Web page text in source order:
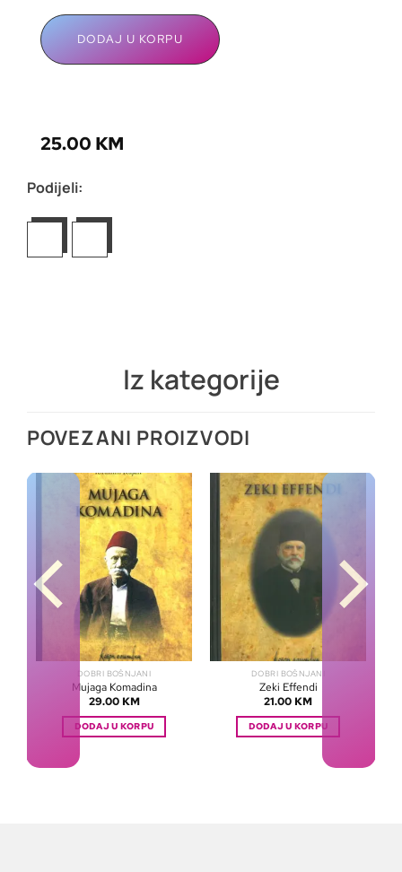
DODAJ U KORPU
25.00 KM
Podijeli:
Iz kategorije
POVEZANI PROIZVODI
DOBRI BOŠNJANI
Mujaga Komadina
29.00 KM
DODAJ U KORPU
DOBRI BOŠNJANI
Zeki Effendi
21.00 KM
DODAJ U KORPU